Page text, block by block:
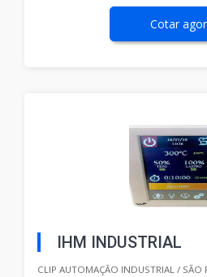
Cotar
IHM INDUSTRIAL
CLIP AUTOMAÇÃO INDUSTRIAL / SÃO